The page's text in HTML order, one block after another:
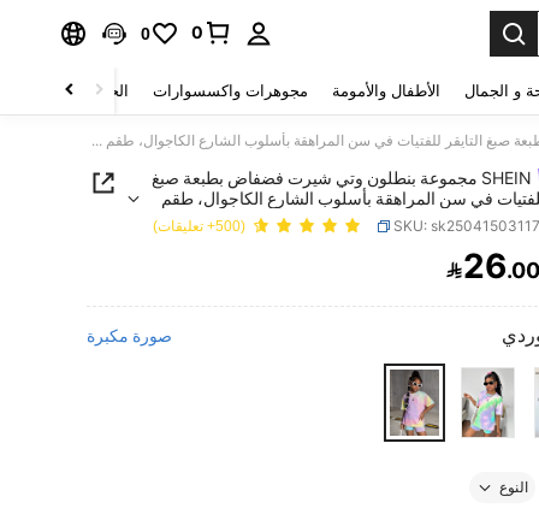
0
0
و الجمال الأطفال والأمومة مجوهرات واكسسوارات الحقائب والأمتعة
SHEIN مجموعة بنطلون وتي شيرت فضفاض بطبعة صبغ التايقر للفتيات في سن المراهقة بأسلوب الشارع الكاجوال، طقم متناسق للأخوة (يباع بشكل منفصل)
SHEIN مجموعة بنطلون وتي شيرت فضفاض بطبعة صبغ
للفتيات في سن المراهقة بأسلوب الشارع الكاجوال، طقم
(يباع بشكل منفصل)
SKU: (500+ تعليقات)
PRICE AND 26.00
صورة مكبرة
النوع